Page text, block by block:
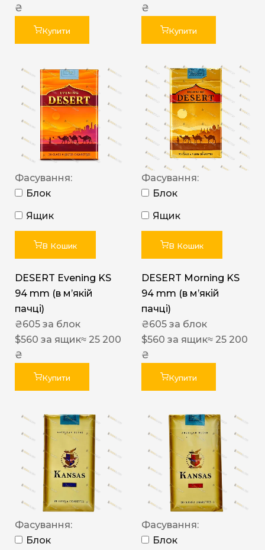
₴
Купити
₴
Купити
Фасування:
Блок
Ящик
В Кошик
DESERT Evening KS
94 mm (в мʼякій
пачці)
₴605 за блок
$560 за ящик≈ 25 200
₴
Купити
Фасування:
Блок
Ящик
В Кошик
DESERT Morning KS
94 mm (в мʼякій
пачці)
₴605 за блок
$560 за ящик≈ 25 200
₴
Купити
Фасування:
Блок
Фасування:
Блок